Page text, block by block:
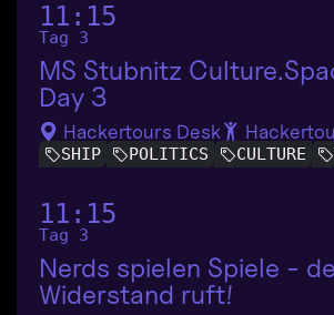
11:15
Tag 3
MS Stubnitz
Day 3
Hackertours Desk
SHIP POLITICS CULTURE
11:15
Tag 3
Nerds spielen Spiele -
Widerstand ruft!